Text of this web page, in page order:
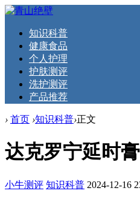
知识科普
健康食品
个人护理
护肤测评
洗护测评
产品推荐
› 首页 ›知识科普›正文
达克罗宁延时
小牛测评 知识科普 2024-12-16